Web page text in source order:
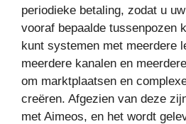
periodieke betaling, zodat u
vooraf bepaalde tussenpozen
kunt systemen met meerdere
meerdere kanalen en
om marktplaatsen en
creëren. Afgezien van deze
met Aimeos, en het wordt